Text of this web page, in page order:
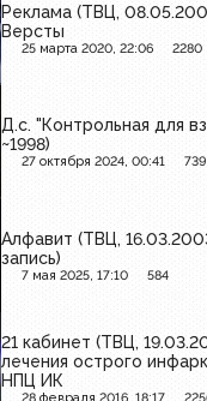
Реклама (ТВЦ,
Версты
25 марта 2020, 22:06 2280
Д.с. "Контрольная для
~1998)
27 октября 2024, 00:41 739
Алфавит (ТВЦ,
запись)
7 мая 2025, 17:10 584
21 кабинет (ТВЦ,
лечения острого
НПЦ ИК